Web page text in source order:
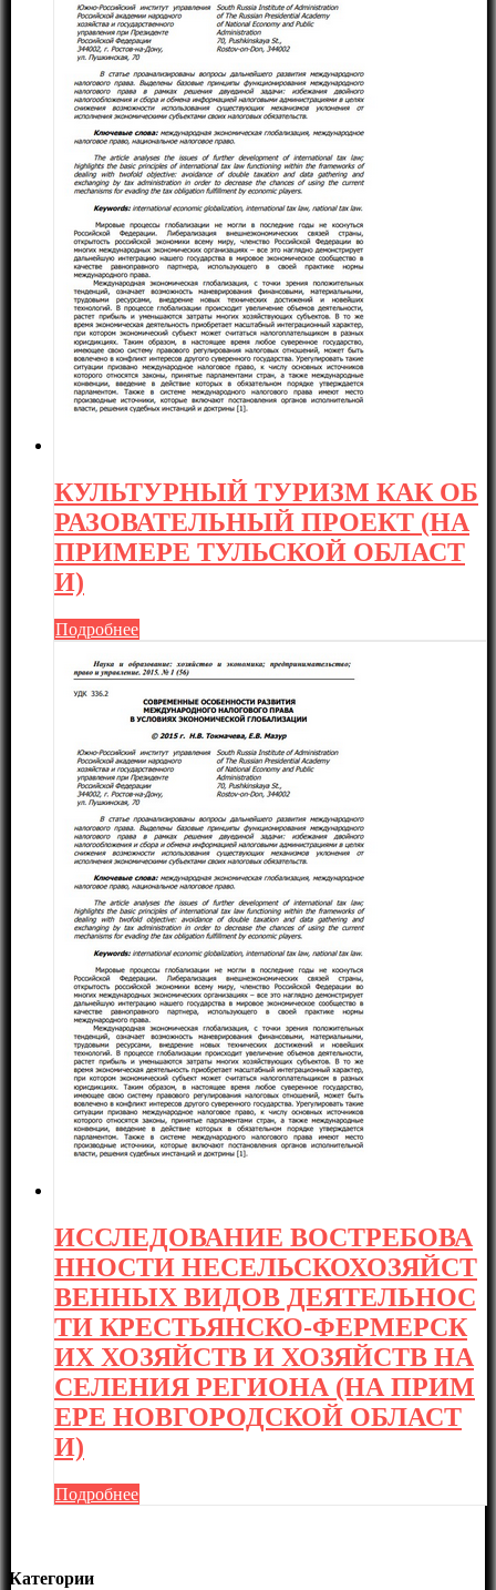
КУЛЬТУРНЫЙ ТУРИЗМ КАК ОБ
РАЗОВАТЕЛЬНЫЙ ПРОЕКТ (НА
ПРИМЕРЕ ТУЛЬСКОЙ ОБЛАСТ
И)
Подробнее
ИССЛЕДОВАНИЕ ВОСТРЕБОВА
ННОСТИ НЕСЕЛЬСКОХОЗЯЙСТ
ВЕННЫХ ВИДОВ ДЕЯТЕЛЬНОС
ТИ КРЕСТЬЯНСКО-ФЕРМЕРСК
ИХ ХОЗЯЙСТВ И ХОЗЯЙСТВ НА
СЕЛЕНИЯ РЕГИОНА (НА ПРИМ
ЕРЕ НОВГОРОДСКОЙ ОБЛАСТ
И)
Подробнее
Категории